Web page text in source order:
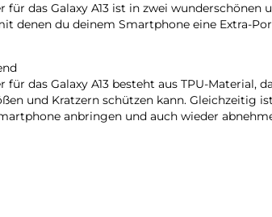
für das Galaxy A13 ist in zwei wunderschönen
denen du deinem Smartphone eine Extra-
für das Galaxy A13 besteht aus TPU-Material,
und Kratzern schützen kann. Gleichzeitig
anbringen und auch wieder
Hand